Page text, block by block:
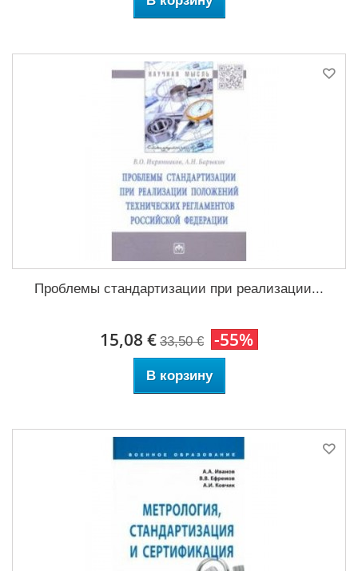
Проблемы стандартизации при реализации...
15,08 € 33,50 € -55%
В корзину